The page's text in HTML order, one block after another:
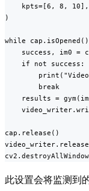
    kpts=[6, 8, 10],
)
while
success, im0 =
    if not success:
        break
results =
cap.release()
此设置会将监测到